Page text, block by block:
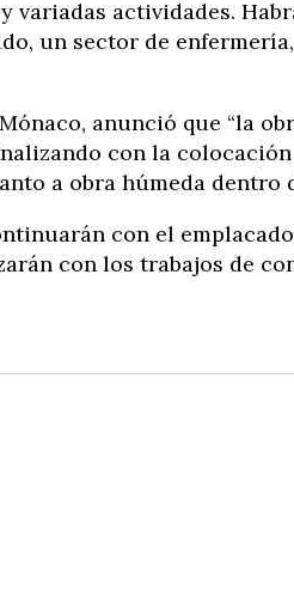
variadas actividades.
un sector de
anunció que “la
con la
a obra húmeda dentro
con el
con los trabajos de